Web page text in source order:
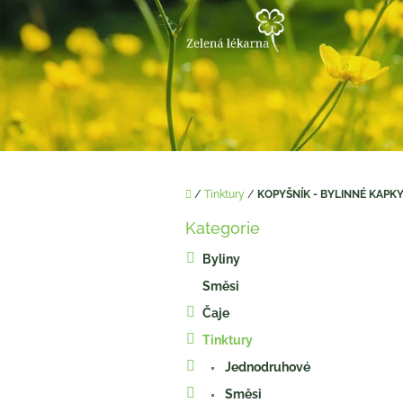
obsah
Domů
/ Tinktury / KOPYŠNÍK - BYLINNÉ
Přeskočit
Kategorie
Byliny
Směsi
Čaje
Tinktury
Jednodruhové
Směsi